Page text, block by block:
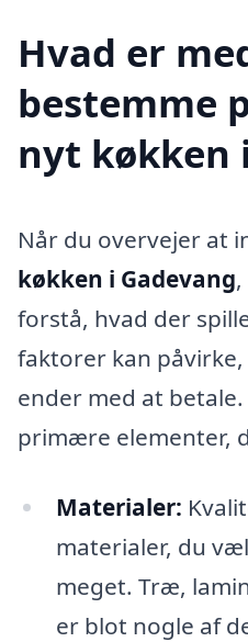
Hvad er
bestemme
nyt køkken
Når du overvejer at
køkken i Gadevang
forstå, hvad der
faktorer kan
ender med at
primære elementer,
Materialer:
materialer, du
meget. Træ,
er blot nogle af